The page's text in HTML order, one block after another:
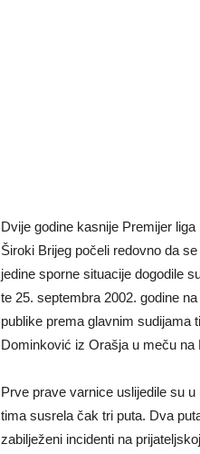
Dvije godine kasnije Premijer
Široki Brijeg počeli redovno da
jedine sporne situacije dogodile
te 25. septembra 2002. godine
publike prema glavnim sudijama
Dominković iz Orašja u meču na
Prve prave varnice uslijedile su
tima susrela čak tri puta. Dva
zabilježeni incidenti na